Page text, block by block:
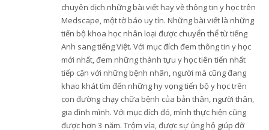
chuyên dịch những bài viết hay về thông tin y học trên
Medscape, một tờ báo uy tín. Những bài viết là những
tiến bộ khoa học nhân loại được chuyển thể từ tiếng
Anh sang tiếng Việt. Với mục đích đem thông tin y học
mới nhất, đem những thành tựu y học tiên tiến nhất
tiếp cận với những bệnh nhân, người mà cũng đang
khao khát tìm đến những hy vọng tiến bộ y học trên
con đường chạy chữa bệnh của bản thân, người thân,
gia đình mình. Với mục đích đó, mình thực hiện cũng
được hơn 3 năm. Trộm vía, được sự ủng hộ giúp đỡ